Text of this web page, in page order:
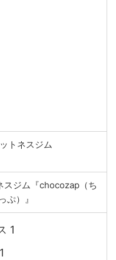
トネスジム
スジム『chocozap（ち
ぷ）』
1